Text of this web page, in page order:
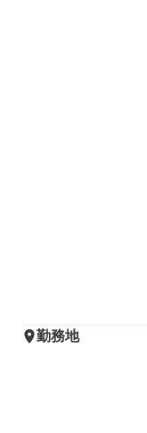
勤務地